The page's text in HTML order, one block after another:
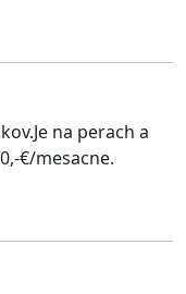
na perach a
€/mesacne.